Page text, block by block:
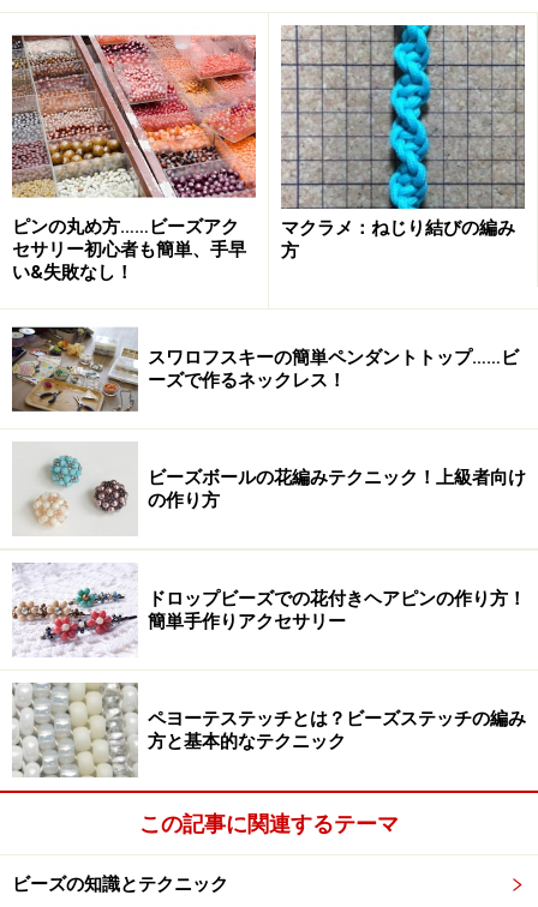
ピンの丸め方……ビーズアク
セサリー初心者も簡単、手早
い&失敗なし！
マクラメ：ねじり結びの編み
方
スワロフスキーの簡単ペンダントトップ……ビ
ーズで作るネックレス！
ビーズボールの花編みテクニック！上級者向け
の作り方
ドロップビーズでの花付きヘアピンの作り方！
簡単手作りアクセサリー
ペヨーテステッチとは？ビーズステッチの編み
方と基本的なテクニック
この記事に関連するテーマ
ビーズの知識とテクニック